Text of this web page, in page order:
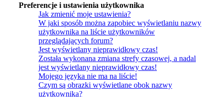
Preferencje i ustawienia użytkownika
Jak zmienić moje ustawienia?
W jaki sposób można zapobiec wyświetlaniu nazwy
użytkownika na liście użytkowników
przeglądających forum?
Jest wyświetlany nieprawidłowy czas!
Została wykonana zmiana strefy czasowej, a nadal
jest wyświetlany nieprawidłowy czas!
Mojego języka nie ma na liście!
Czym są obrazki wyświetlane obok nazwy
użytkownika?